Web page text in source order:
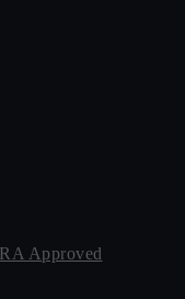
Approved